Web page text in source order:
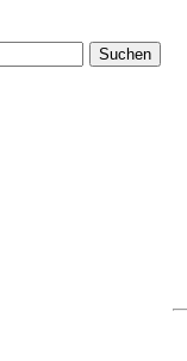
Suchen